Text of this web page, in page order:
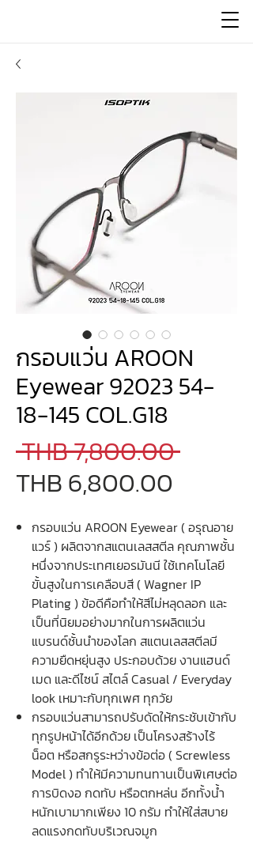
กรอบแว่น AROON
Eyewear 92023 54-
18-145 COL.G18
THB 7,800.00 Regular
THB 6,800.00
Price
กรอบแว่น AROON Eyewear ( อรุณอาย
แวร์ ) ผลิตจากสแตนเลสสตีล คุณภาพชั้น
หนึ่งจากประเทศเยอรมันนี ใช้เทคโนโลยี
ขั้นสูงในการเคลือบสี ( Wagner IP
Plating ) ข้อดีคือทำให้สีไม่หลุดลอก และ
เป็นที่นิยมอย่างมากในการผลิตแว่น
แบรนด์ชั้นนำของโลก สแตนเลสสตีลมี
ความยืดหยุ่นสูง ประกอบด้วย งานแฮนด์
เมด และดีไซน์ สไตล์ Casual / Everyday
look เหมาะกับทุกเพศ ทุกวัย
กรอบแว่นสามารถปรับดัดให้กระชับเข้ากับ
ทุกรูปหน้าได้อีกด้วย เป็นโครงสร้างไร้
น็อต หรือสกรูระหว่างข้อต่อ ( Screwless
Model ) ทำให้มีความทนทานเป็นพิเศษต่อ
การบิดงอ กดทับ หรือตกหล่น อีกทั้งน้ำ
หนักเบามากเพียง 10 กรัม ทำให้ใส่สบาย
ลดแรงกดทับบริเวณจมูก